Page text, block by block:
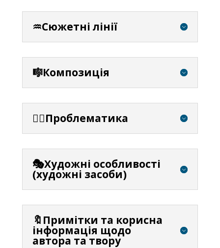
♒Сюжетні лінії
🎼Композиція
⛓️‍💥Проблематика
🎭Художні особливості
(художні засоби)
🔖Примітки та корисна
інформація щодо
автора та твору